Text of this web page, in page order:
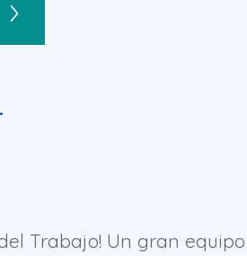
del Trabajo! Un gran